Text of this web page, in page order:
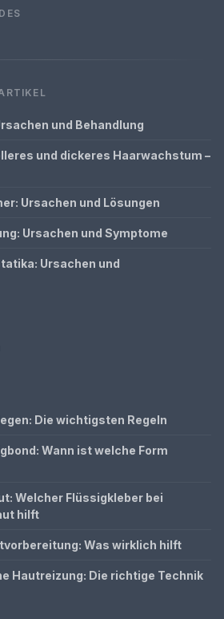
und Behandlung
und dickeres Haarwachstum –
Ursachen und Lösungen
Ursachen und Symptome
Ursachen und
Die wichtigsten Regeln
Wann ist welche Form
Welcher Flüssigkleber bei
hilft
Was wirklich hilft
Hautreizung: Die richtige Technik